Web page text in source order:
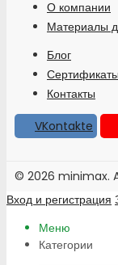
О компании
Материалы
Блог
Сертификаты
Контакты
VKontakte
© 2026 minimax.
Вход и регистрация
Меню
Категории